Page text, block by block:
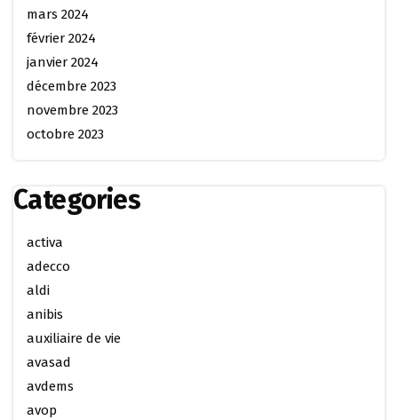
mars 2024
février 2024
janvier 2024
décembre 2023
novembre 2023
octobre 2023
Categories
activa
adecco
aldi
anibis
auxiliaire de vie
avasad
avdems
avop